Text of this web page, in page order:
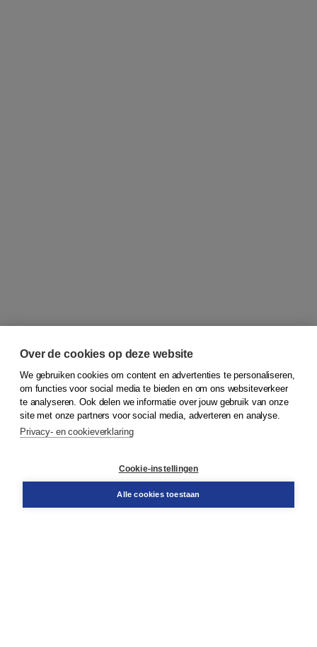
© 2026Koninklijke Boom uitgevers
Bestellen
Over de cookies op deze website
We gebruiken cookies om content en advertenties te personaliseren,
om functies voor social media te bieden en om ons websiteverkeer
te analyseren. Ook delen we informatie over jouw gebruik van onze
site met onze partners voor social media, adverteren en analyse.
Privacy- en cookieverklaring
Cookie-instellingen
Alle cookies toestaan